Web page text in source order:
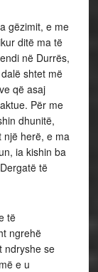
e me
ditë ma të
në Durrës,
shtet më
që asaj
Për me
dhunitë,
një herë, e ma
ia kishin ba
të
të
ngrehë
ndryshe se
e u